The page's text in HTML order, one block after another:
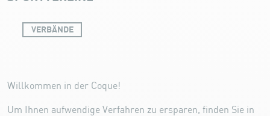
VERBÄNDE
Willkommen in der Coque!
Um Ihnen aufwendige Verfahren zu ersparen, finden Sie in